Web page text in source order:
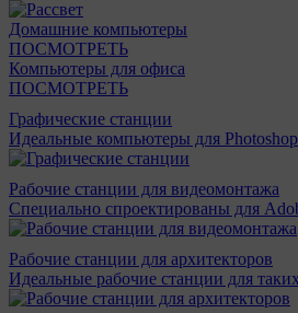
Домашние компьютеры
ПОСМОТРЕТЬ
Компьютеры для офиса
ПОСМОТРЕТЬ
Графические станции
Идеальные компьютеры для
Рабочие станции для видеомонтажа
Специально спроектированы для
Рабочие станции для архитекторов
Идеальные рабочие станции для